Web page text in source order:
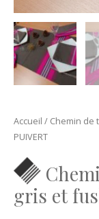
Accueil / Chemin de
PUIVERT
gris et